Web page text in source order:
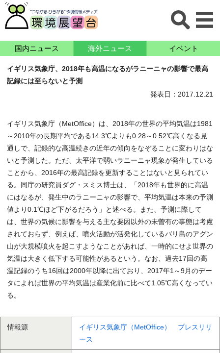
国内ニュース 海外ニュース イベント
イギリス気象庁、2018年も高温になるがラニーニャの影響で最高
記録には至らないと予測
発表日：2017.12.21
イギリス気象庁（MetOffice）は、2018年の世界の平均気温は1981
～2010年の長期平均である14.3℃よりも0.28～0.52℃高くなる見
通しで、記録的な高温続きの近年の傾向をなぞることに変わりはな
いと予測した。ただ、太平洋で弱いラニーニャ現象が発生している
ことから、2016年の最高記録を更新することはないと見られてい
る。同庁の研究員ダグ・スミス博士は、「2018年も世界的に高温
にはなるが、発生中のラニーニャの影響で、平均気温は本来の予測
値より0.1℃ほど下がるだろう」と述べる。また、予測に際して
は、世界の気候に影響を与える主な要因以外の未曽有の事態は考慮
されておらず、例えば、噴火活動が活発化しているバリ島のアグン
山が大規模噴火を起こすようなことがあれば、一時的にせよ世界の
気温は大きく低下する可能性があるという。なお、過去17回の高
温記録のうち16回は2000年以降に出ており、2017年1～9月のデー
タによれば世界の平均気温は産業化前に比べて1.05℃高くなってい
る。
情報源
イギリス気象庁（MetOffice） プレスリリ
ース